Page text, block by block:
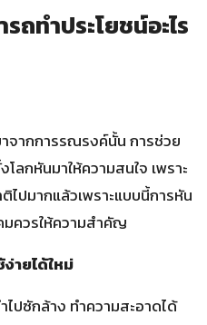
ถทำประโยชน์อะไร
จากการรณรงค์นั้น การช่วย
ลกหันมาให้ความสนใจ เพราะ
ปมากแล้วเพราะแบบนี้การหัน
ควรให้ความสำคัญ
ายได้ใหม่
ปซักล้าง ทำความสะอาดได้